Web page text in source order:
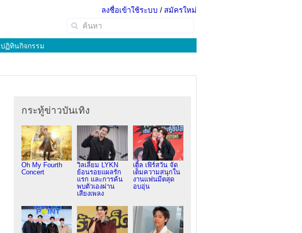
ลงชื่อเข้าใช้ระบบ / สมัครใหม่
ปฏิทินกิจกรรม
กระทู้ข่าวบันเทิง
Oh My Fourth
Concert
วิลเลี่ยม LYKN
ย้อนรอยแผลรัก
แรก และการค้น
พบตัวเองผ่าน
เสียงเพลง
เติ้ล เฟิร์สวัน จัด
เต็มความสนุกใน
งานแฟนมีตสุด
อบอุ่น